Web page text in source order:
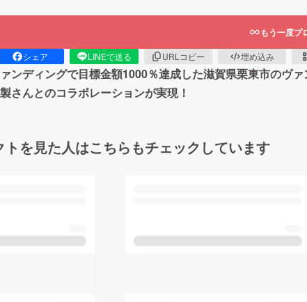
もう一度プ
シェア LINEで送る URLコピー 埋め込み
ンディングで目標金額1000％達成した滋賀県栗東市のヴ
んとのコラボレーションが実現！
トを見た人はこちらもチェックしています